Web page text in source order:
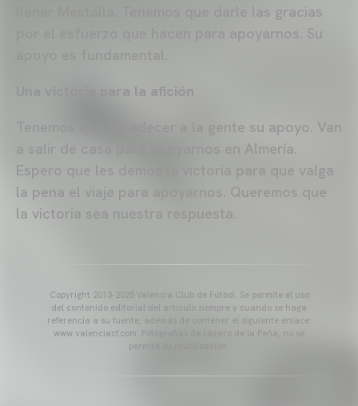
llenar Mestalla. Tenemos que darle las gracias
por el esfuerzo que hacen para apoyarnos. Su
Una victoria para la afición
Tenemos que agradecer a la gente su apoyo. Van
a salir de casa para apoyarnos en Almería.
Espero que les demos la victoria para que valga
la pena el viaje para apoyarnos. Queremos que
la victoria sea nuestra respuesta.
Copyright 2013-2025 Valencia Club de Fútbol. Se permite el uso
del contenido editorial del artículo siempre y cuando se haga
referencia a su fuente, además de contener el siguiente enlace:
www.valenciacf.com. Fotografías de Lázaro de la Peña, no se
permite su reutilización.